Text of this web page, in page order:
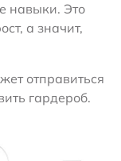
навыки. Это
а значит,
отправиться
гардероб.